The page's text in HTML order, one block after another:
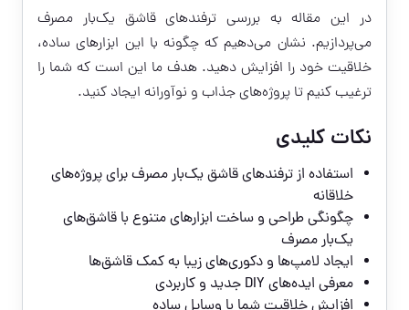
در این مقاله به بررسی ترفندهای قاشق یک‌بار مصرف
می‌پردازیم. نشان می‌دهیم که چگونه با این ابزارهای ساده،
خلاقیت خود را افزایش دهید. هدف ما این است که شما را
ترغیب کنیم تا پروژه‌های جذاب و نوآورانه ایجاد کنید.
نکات کلیدی
استفاده از ترفندهای قاشق یک‌بار مصرف برای پروژه‌های
خلاقانه
چگونگی طراحی و ساخت ابزارهای متنوع با قاشق‌های
یک‌بار مصرف
ایجاد لامپ‌ها و دکوری‌های زیبا به کمک قاشق‌ها
معرفی ایده‌های DIY جدید و کاربردی